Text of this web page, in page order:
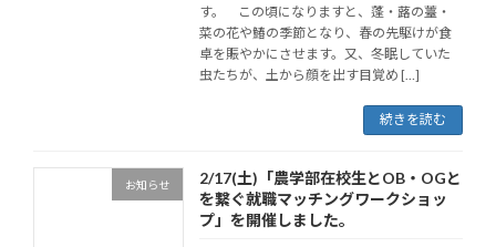
す。 この頃になりますと、蓬・蕗の薹・
菜の花や鰆の季節となり、春の先駆けが食
卓を賑やかにさせます。又、冬眠していた
虫たちが、土から顔を出す目覚め […]
続きを読む
お知らせ
2/17(土)「農学部在校生とOB・OGと
を繋ぐ就職マッチングワークショッ
プ」を開催しました。